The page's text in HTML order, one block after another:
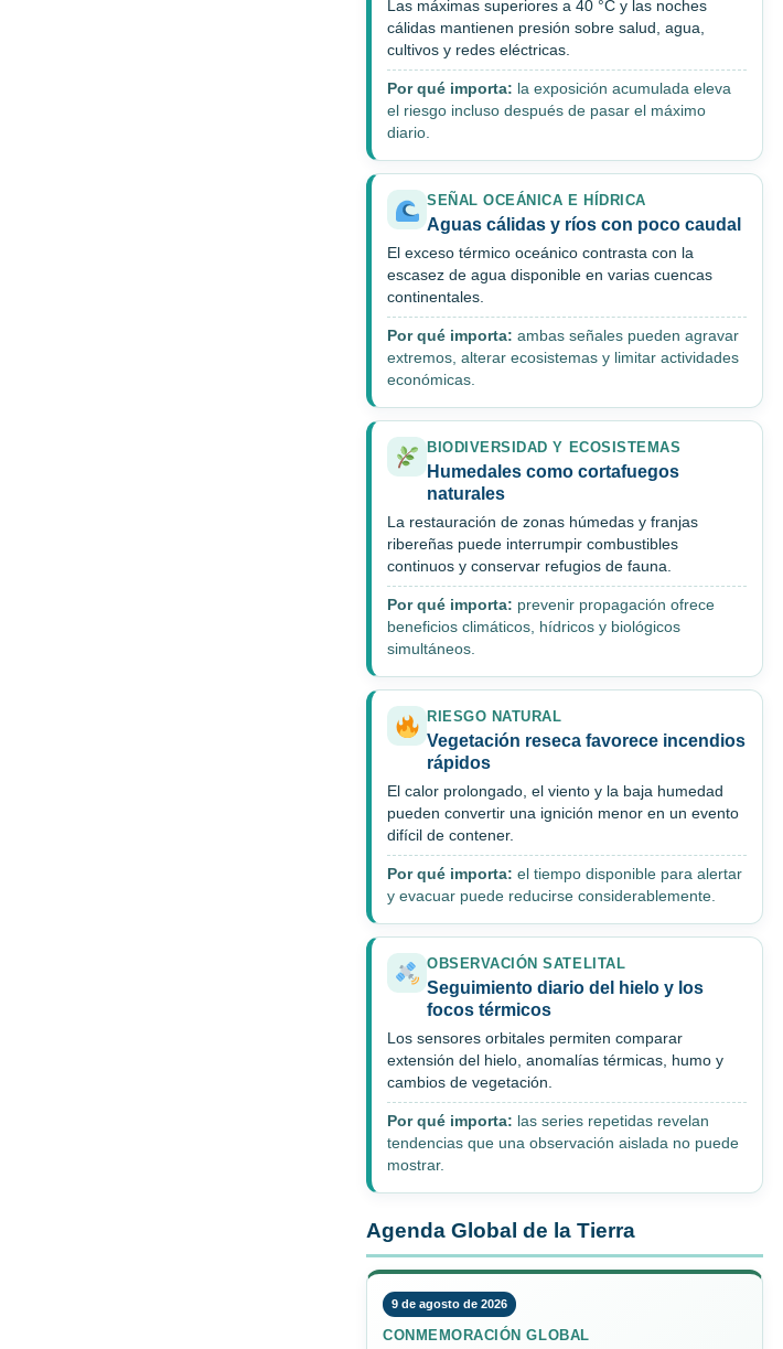
Las máximas superiores a 40 °C y las noches
cálidas mantienen presión sobre salud, agua,
cultivos y redes eléctricas.
Por qué importa: la exposición acumulada eleva
el riesgo incluso después de pasar el máximo
diario.
SEÑAL OCEÁNICA E HÍDRICA
Aguas cálidas y ríos con poco caudal
El exceso térmico oceánico contrasta con la
escasez de agua disponible en varias cuencas
continentales.
Por qué importa: ambas señales pueden agravar
extremos, alterar ecosistemas y limitar actividades
económicas.
BIODIVERSIDAD Y ECOSISTEMAS
Humedales como cortafuegos
naturales
La restauración de zonas húmedas y franjas
ribereñas puede interrumpir combustibles
continuos y conservar refugios de fauna.
Por qué importa: prevenir propagación ofrece
beneficios climáticos, hídricos y biológicos
simultáneos.
RIESGO NATURAL
Vegetación reseca favorece incendios
rápidos
El calor prolongado, el viento y la baja humedad
pueden convertir una ignición menor en un evento
difícil de contener.
Por qué importa: el tiempo disponible para alertar
y evacuar puede reducirse considerablemente.
OBSERVACIÓN SATELITAL
Seguimiento diario del hielo y los
focos térmicos
Los sensores orbitales permiten comparar
extensión del hielo, anomalías térmicas, humo y
cambios de vegetación.
Por qué importa: las series repetidas revelan
tendencias que una observación aislada no puede
mostrar.
Agenda Global de la Tierra
9 de agosto de 2026
CONMEMORACIÓN GLOBAL